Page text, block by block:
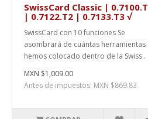
SwissCard Classic | 0.7100.T
| 0.7122.T2 | 0.7133.T3 √
SwissCard con 10 funciones Se
asombrará de cuántas herramientas
hemos colocado dentro de la Swiss..
MXN $1,009.00
Antes de impuestos: MXN $869.83